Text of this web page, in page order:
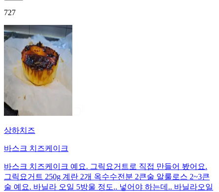
727
상하치즈
바스크 치즈케이크
바스크 치즈케이크 예요. 그릭요거트로 직접 만들어 봤어요.
그릭요거트 250g 계란 2개 옥수수전분 2큰술 알룰로스 2~3큰
술 예요. 바닐라 오일 5방울 정도.. 넣어야 하는데.. 바닐라오일